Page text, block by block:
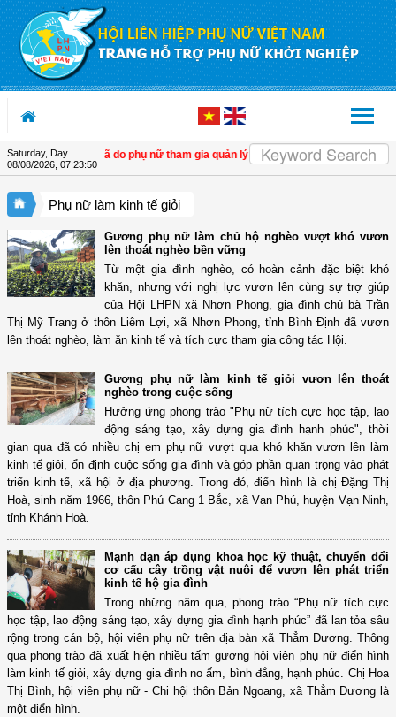
Skip to Content
Saturday, Day
08/08/2026 07:23:52
hợp tác xã do phụ nữ tham gia quản lý | Tây Ninh: Thổi hồn vào nón lá, tạo
Phụ nữ làm kinh tế giỏi
Gương phụ nữ làm chủ hộ nghèo vượt khó vươn
lên thoát nghèo bền vững
Từ một gia đình nghèo, có hoàn cảnh đặc biệt khó
khăn, nhưng với nghị lực vươn lên cùng sự trợ giúp
của Hội LHPN xã Nhơn Phong, gia đình chủ bà Trần
Thị Mỹ Trang ở thôn Liêm Lợi, xã Nhơn Phong, tỉnh Bình Định đã vươn
lên thoát nghèo, làm ăn kinh tế và tích cực tham gia công tác Hội.
Gương phụ nữ làm kinh tế giỏi vươn lên thoát
nghèo trong cuộc sống
Hưởng ứng phong trào "Phụ nữ tích cực học tập, lao
động sáng tạo, xây dựng gia đình hạnh phúc", thời
gian qua đã có nhiều chị em phụ nữ vượt qua khó khăn vươn lên làm
kinh tế giỏi, ổn định cuộc sống gia đình và góp phần quan trọng vào phát
triển kinh tế, xã hội ở địa phương. Trong đó, điển hình là chị Đặng Thị
Hoà, sinh năm 1966, thôn Phú Cang 1 Bắc, xã Vạn Phú, huyện Vạn Ninh,
tỉnh Khánh Hoà.
Mạnh dạn áp dụng khoa học kỹ thuật, chuyển đổi
cơ cấu cây trồng vật nuôi để vươn lên phát triển
kinh tế hộ gia đình
Trong những năm qua, phong trào “Phụ nữ tích cực
học tập, lao động sáng tạo, xây dựng gia đình hạnh phúc” đã lan tỏa sâu
rộng trong cán bộ, hội viên phụ nữ trên địa bàn xã Thẳm Dương. Thông
qua phong trào đã xuất hiện nhiều tấm gương hội viên phụ nữ điển hình
làm kinh tế giỏi, xây dựng gia đình no ấm, bình đẳng, hạnh phúc. Chị Hoa
Thị Bình, hội viên phụ nữ - Chi hội thôn Bản Ngoang, xã Thẳm Dương là
một điển hình.